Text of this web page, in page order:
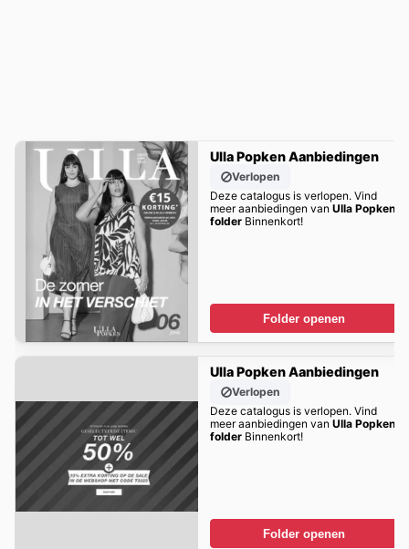
Ulla Popken Aanbiedingen
Verlopen
Deze catalogus is verlopen. Vind
meer aanbiedingen van Ulla Popken
folderBinnenkort!
Folder openen
Ulla Popken Aanbiedingen
Verlopen
Deze catalogus is verlopen. Vind
meer aanbiedingen van Ulla Popken
folderBinnenkort!
Folder openen